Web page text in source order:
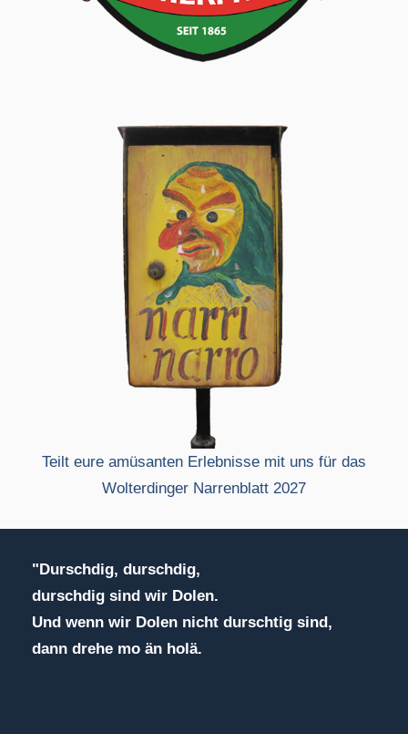
Teilt eure amüsanten Erlebnisse mit uns für das
Wolterdinger Narrenblatt 2027
"Durschdig, durschdig,
durschdig sind wir Dolen.
Und wenn wir Dolen nicht durschtig sind,
dann drehe mo än holä.